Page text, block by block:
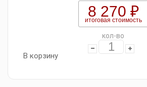
8 270 ₽
итоговая стоимость
кол-во
В корзину